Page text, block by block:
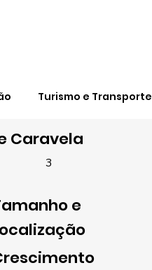
Caravela
3
e
Turismo e Transporte